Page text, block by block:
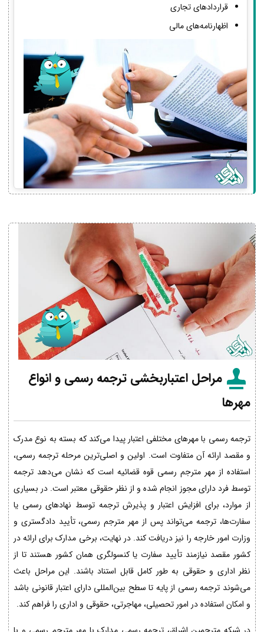
قراردادهای تجاری
اظهارنامه‌های مالی
مراحل اعتباربخشی ترجمه رسمی و انواع
مهرها
ترجمه رسمی با مهرهای مختلفی اعتبار پیدا می‌کند که بسته به نوع مدرک
و مقصد ارائه آن متفاوت است. اولین و اصلی‌ترین مرحله ترجمه رسمی،
استفاده از مهر مترجم رسمی قوه قضائیه است که نشان می‌دهد ترجمه
توسط فرد دارای مجوز انجام شده و از نظر حقوقی معتبر است. در بسیاری
از موارد، برای افزایش اعتبار و پذیرش ترجمه توسط نهادهای رسمی یا
سفارت‌ها، ترجمه می‌تواند پس از مهر مترجم رسمی، تأیید دادگستری و
وزارت امور خارجه را نیز دریافت کند. در نهایت، برخی مدارک برای ارائه در
کشور مقصد نیازمند تأیید سفارت یا کنسولگری همان کشور هستند تا از
نظر اداری و حقوقی به طور کامل قابل استناد باشند. این مراحل باعث
می‌شوند ترجمه رسمی از پایه تا سطح بین‌المللی دارای اعتبار قانونی باشد
و امکان استفاده در امور تحصیلی، مهاجرتی، حقوقی و اداری را فراهم کند.